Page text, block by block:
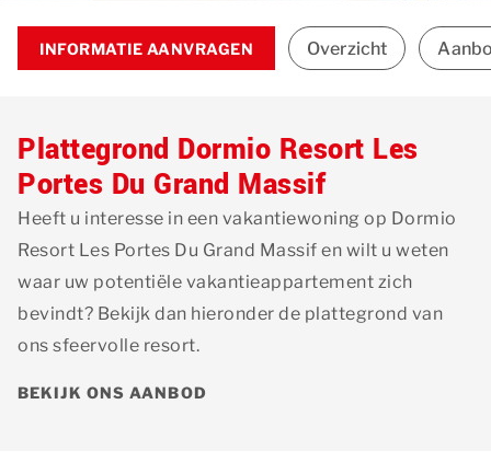
Overzicht
INFORMATIE AANVRAGEN
Plattegrond Dormio Resort Les
Portes Du Grand Massif
Heeft u interesse in een vakantiewoning op Dormio
Resort Les Portes Du Grand Massif en wilt u weten
waar uw potentiële vakantieappartement zich
bevindt? Bekijk dan hieronder de plattegrond van
ons sfeervolle resort.
BEKIJK ONS AANBOD
Privacy opties